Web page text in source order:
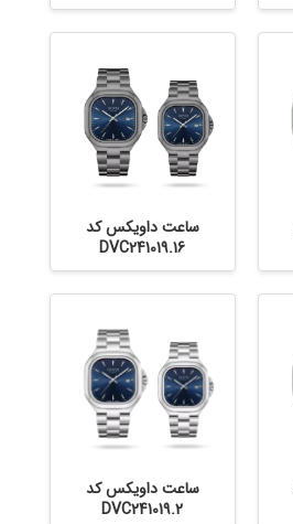
ساعت داویکس کد
DVC241019.16
ساعت داویکس کد
DVC241019.2